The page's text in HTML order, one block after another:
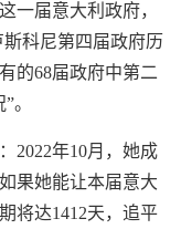
一届意大利政府，
科尼第四届政府历
的68届政府中第二
。
2022年10月，她成
果她能让本届意大
将达1412天，追平